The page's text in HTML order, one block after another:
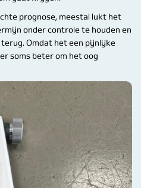
prognose, meestal lukt het
onder controle te houden en
Omdat het een pijnlijke
soms beter om het oog